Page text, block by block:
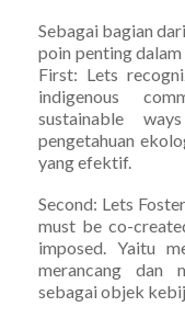
Sebagai bagian
poin penting
First: Lets
indigenous
sustainable
pengetahuan
yang efektif.
Second: Lets
must be co-
imposed. Yaitu
merancang dan
sebagai objek